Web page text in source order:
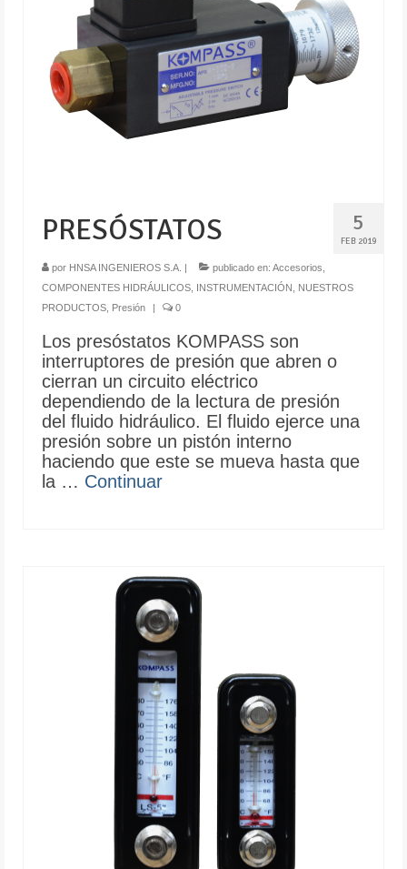
5
FEB 2019
PRESÓSTATOS
por HNSA INGENIEROS S.A. publicado en: Accesorios
COMPONENTES HIDRÁULICOS
INSTRUMENTACIÓN
NUESTROS
PRODUCTOS
Presión 0
Los presóstatos KOMPASS son
interruptores de presión que abren o
cierran un circuito eléctrico
dependiendo de la lectura de presión
del fluido hidráulico. El fluido ejerce una
presión sobre un pistón interno
haciendo que este se mueva hasta que
la … Continuar